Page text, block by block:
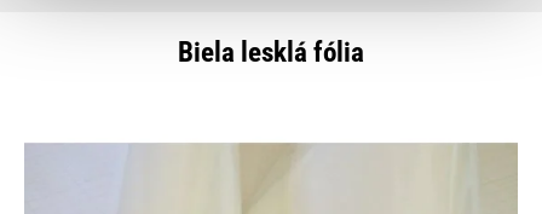
Biela lesklá fólia